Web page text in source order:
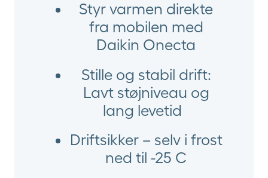
Styr varmen direkte
fra mobilen med
Daikin Onecta
Stille og stabil drift:
Lavt støjniveau og
lang levetid
Driftsikker – selv i frost
ned til -25 C